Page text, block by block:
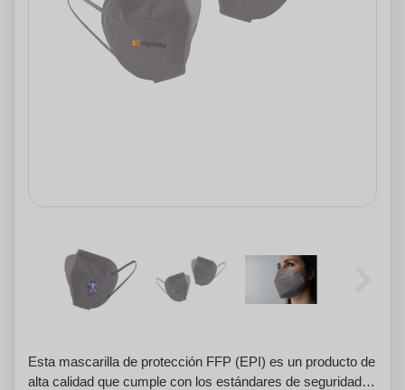
Esta mascarilla de protección FFP (EPI) es un producto de
alta calidad que cumple con los estándares de seguridad y